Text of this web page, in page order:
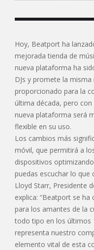
Hoy, Beatport ha
mejorada tienda de
nueva plataforma ha
DJs y promete la
proporcionado para la
última década, pero con
nueva plataforma será
flexible en su uso.
Los cambios más
móvil, que permitirá a
dispositivos
puedas escuchar lo que
Lloyd Starr, Presidente
explica: “Beatport se
para los amantes de la
todo tipo en los últimos
representa nuestro
elemento vital de esta